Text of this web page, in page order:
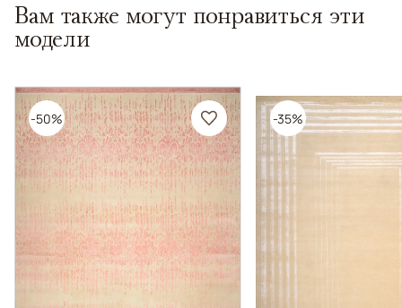
Вам также могут понравиться эти
модели
-50% -35%